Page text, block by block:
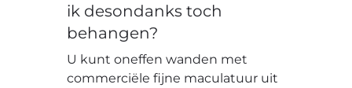
ik desondanks toch
behangen?
U kunt oneffen wanden met
commerciële fijne maculatuur uit